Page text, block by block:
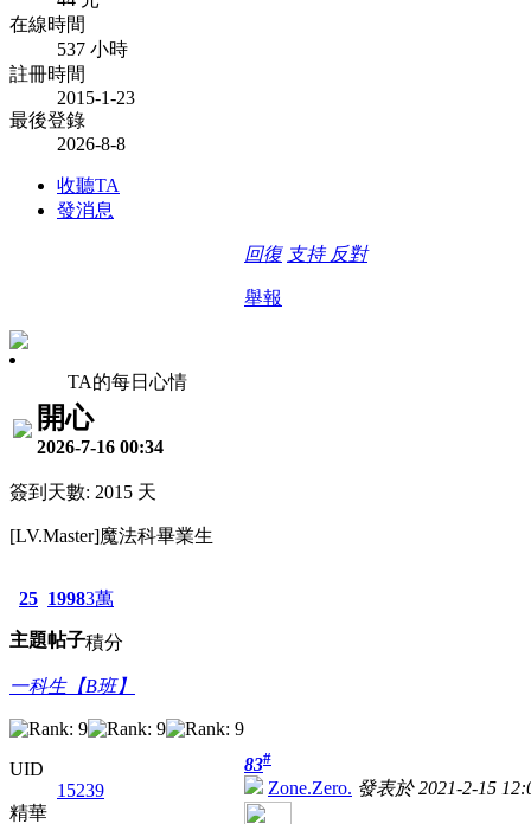
在線時間
537 小時
註冊時間
2015-1-23
最後登錄
2026-8-8
收聽TA
發消息
回復 支持 反對
舉報
TA的每日心情
開心
2026-7-16 00:34
簽到天數: 2015 天
[LV.Master]魔法科畢業生
25
主題
1998
帖子
3萬
積分
一科生【B班】
UID
15239
精華
83#
Zone.Zero. 發表於 2021-2-15